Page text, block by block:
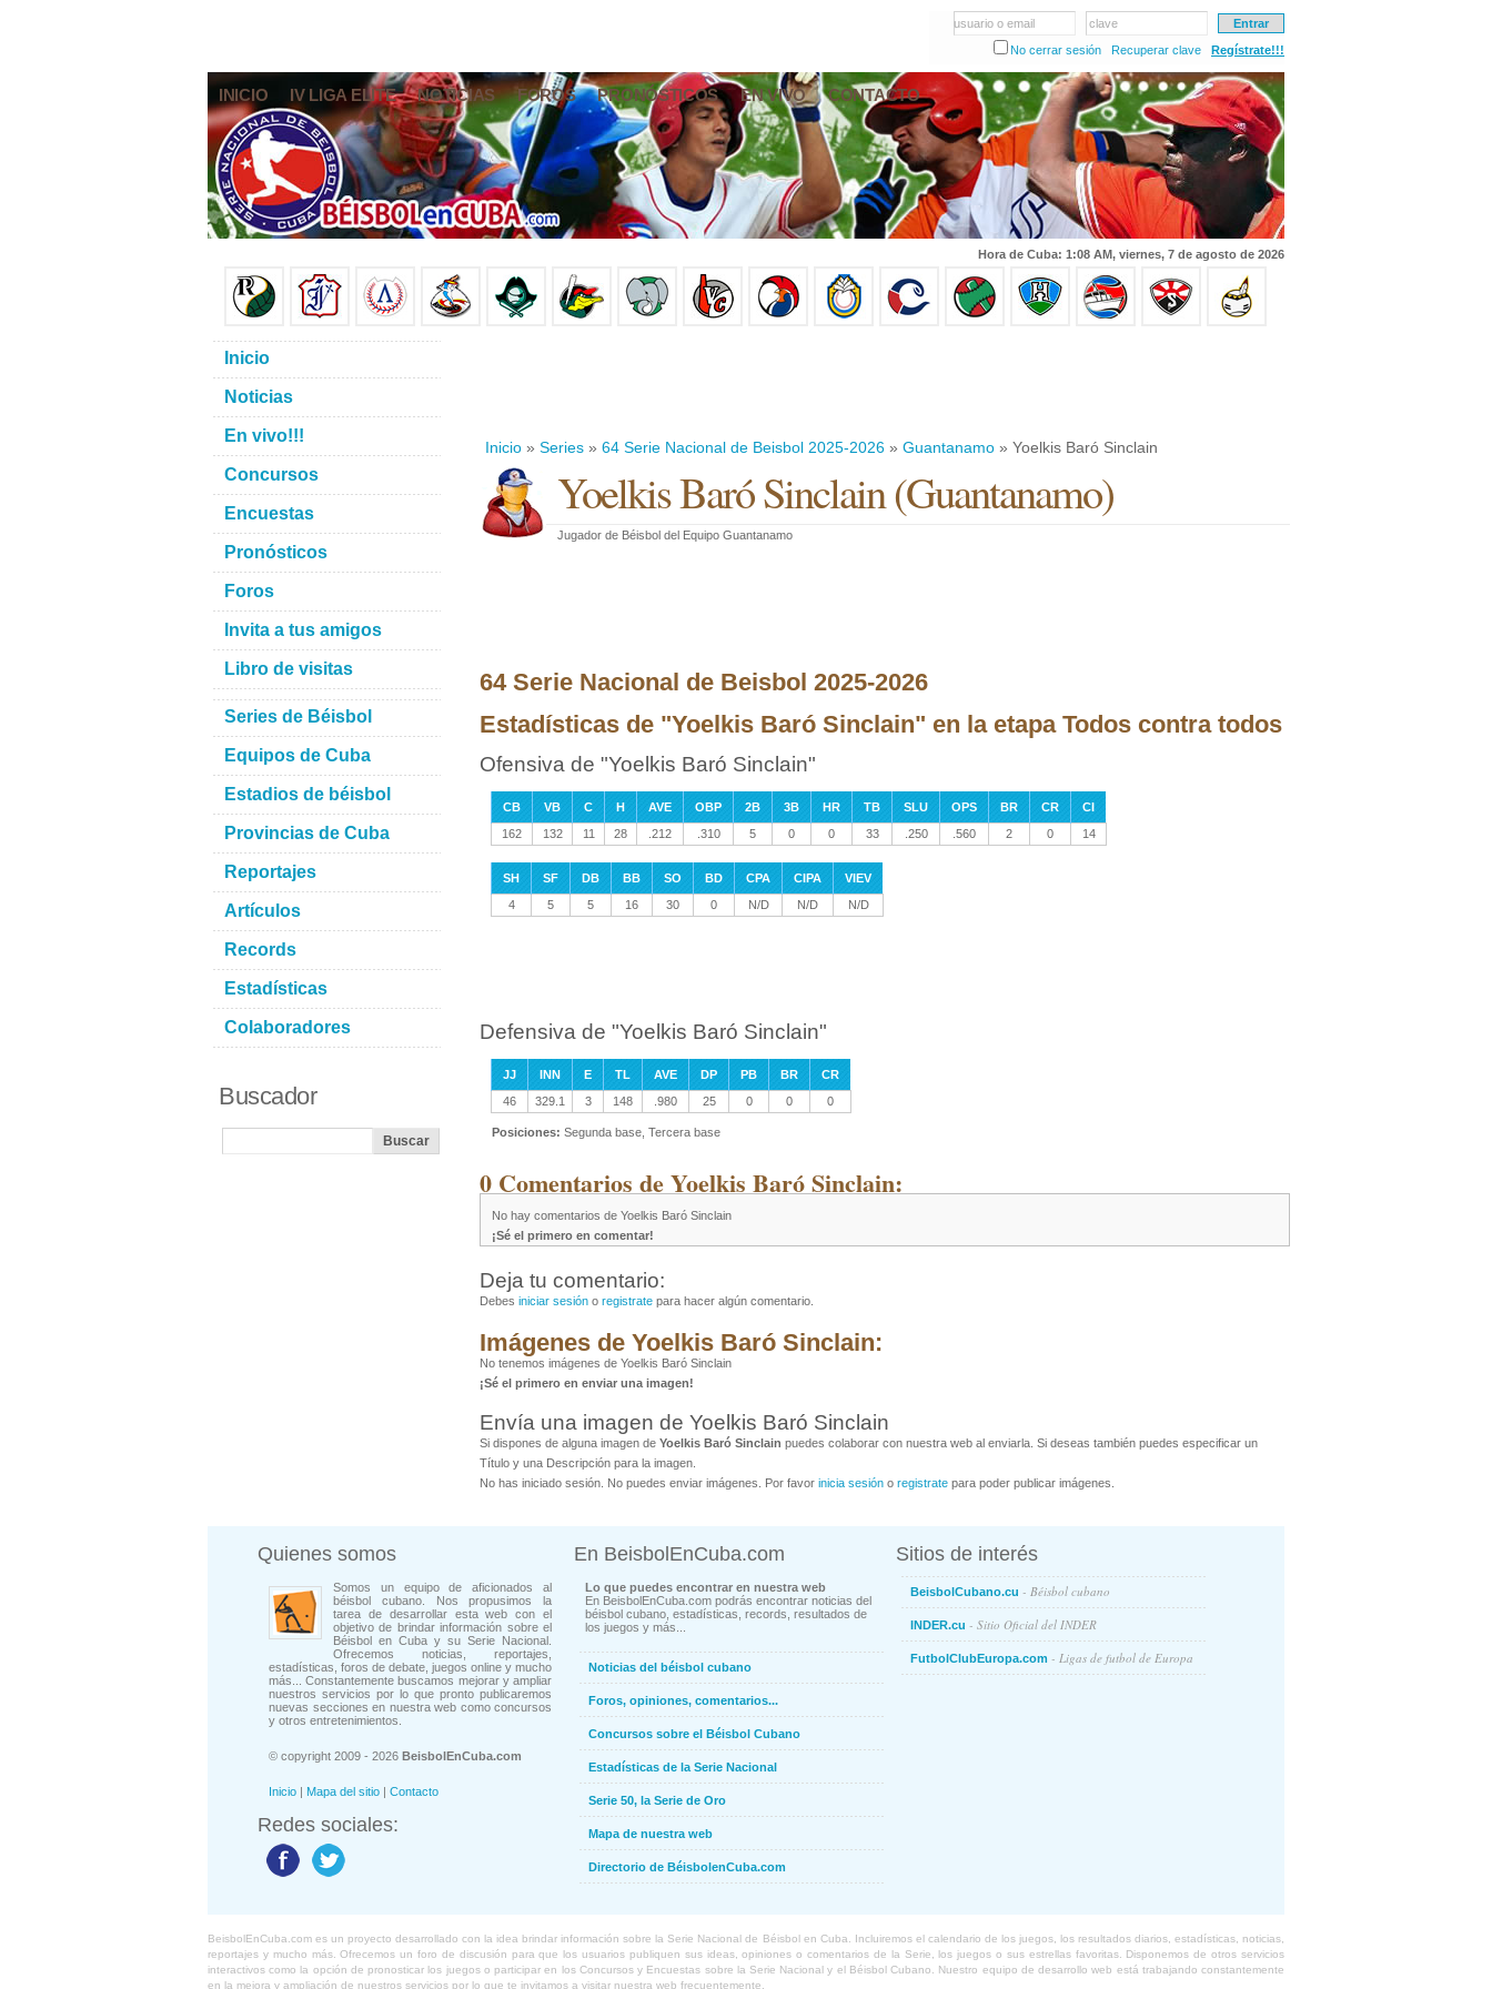
usuario o email
clave
No cerrar sesión
Recuperar clave Regístrate!!!
INICIO IV LIGA ELITE NOTICIAS FOROS PRONÓSTICOS EN VIVO CONTACTO
Hora de Cuba: 1:08 AM, viernes, 7 de agosto de 2026
Inicio » Series » 64 Serie Nacional de Beisbol 2025-2026 » Guantanamo » Yoelkis Baró Sinclain
Yoelkis Baró Sinclain(Guantanamo)
Jugador de Béisbol del Equipo Guantanamo
64 Serie Nacional de Beisbol 2025-2026
Estadísticas de "Yoelkis Baró Sinclain" en la etapa Todos contra todos
Ofensiva de "Yoelkis Baró Sinclain"
CB VB C H AVE OBP 2B 3B HR TB SLU OPS BR CR
CI
162
132 11 28 .212 .310 5 0 0 33 .250 .560 2 0 14
SH SF DB BB SO BD CPA CIPA
VIEV
4
5 5 16 30 0 N/D N/D N/D
Defensiva de "Yoelkis Baró Sinclain"
JJ INN E TL AVE DP PB BR
CR
46
329.1 3 148 .980 25 0 0 0
Posiciones: Segunda base, Tercera base
0 Comentarios de Yoelkis Baró Sinclain:
No hay comentarios de Yoelkis Baró Sinclain
¡Sé el primero en comentar!
Deja tu comentario:
Debes iniciar sesión o registrate para hacer algún comentario.
Imágenes de Yoelkis Baró Sinclain:
No tenemos imágenes de Yoelkis Baró Sinclain
¡Sé el primero en enviar una imagen!
Envía una imagen de Yoelkis Baró Sinclain
Si dispones de alguna imagen de Yoelkis Baró Sinclain puedes colaborar con nuestra web al enviarla. Si deseas también puedes especificar un
Título y una Descripción para la imagen.
No has iniciado sesión. No puedes enviar imágenes. Por favor inicia sesión o registrate para poder publicar imágenes.
Inicio
Noticias
En vivo!!!
Concursos
Encuestas
Pronósticos
Foros
Invita a tus amigos
Libro de visitas
Series de Béisbol
Equipos de Cuba
Estadios de béisbol
Provincias de Cuba
Reportajes
Artículos
Records
Estadísticas
Colaboradores
Buscador
Quienes somos
Somos un equipo de aficionados al
béisbol cubano. Nos propusimos la
tarea de desarrollar esta web con el
objetivo de brindar información sobre el
Béisbol en Cuba y su Serie Nacional.
Ofrecemos noticias, reportajes,
estadísticas, foros de debate, juegos online y mucho
más... Constantemente buscamos mejorar y ampliar
nuestros servicios por lo que pronto publicaremos
nuevas secciones en nuestra web como concursos
y otros entretenimientos.
© copyright 2009 - 2026 BeisbolEnCuba.com
Inicio | Mapa del sitio | Contacto
Redes sociales:
En BeisbolEnCuba.com
Lo que puedes encontrar en nuestra web
En BeisbolEnCuba.com podrás encontrar noticias del
béisbol cubano, estadísticas, records, resultados de
los juegos y más...
Noticias del béisbol cubano
Foros, opiniones, comentarios...
Concursos sobre el Béisbol Cubano
Estadísticas de la Serie Nacional
Serie 50, la Serie de Oro
Mapa de nuestra web
Directorio de BéisbolenCuba.com
Sitios de interés
BeisbolCubano.cu - Béisbol cubano
INDER.cu - Sitio Oficial del INDER
FutbolClubEuropa.com - Ligas de futbol de Europa
BeisbolEnCuba.com es un proyecto desarrollado con la idea brindar información sobre la Serie Nacional de Béisbol en Cuba. Incluiremos el calendario de los juegos, los resultados diarios, estadísticas, noticias,
reportajes y mucho más. Ofrecemos un foro de discusión para que los usuarios publiquen sus ideas, opiniones o comentarios de la Serie, los juegos o sus estrellas favoritas. Disponemos de otros servicios
interactivos como la opción de pronosticar los juegos o participar en los Concursos y Encuestas sobre la Serie Nacional y el Béisbol Cubano. Nuestro equipo de desarrollo web está trabajando constantemente
en la mejora y ampliación de nuestros servicios por lo que te invitamos a visitar nuestra web frecuentemente.